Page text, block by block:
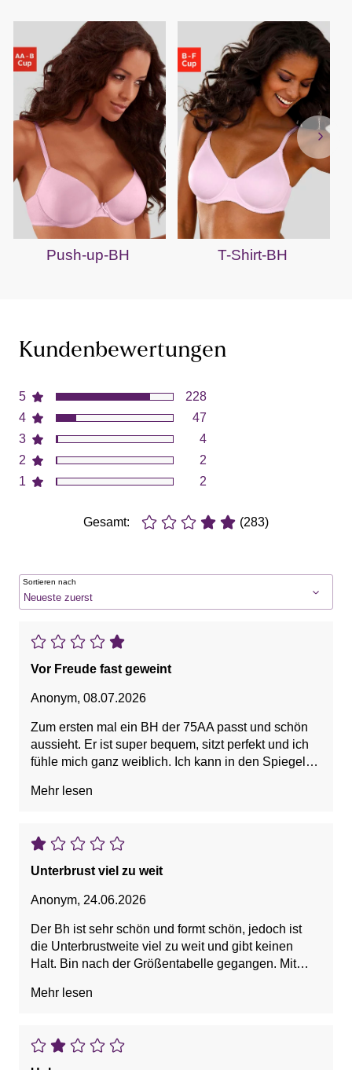
Push-up-BH T-Shirt-BH
Kundenbewertungen
5
4
3
2
1
228
47
4
2
2
Gesamt: (283)
Sortieren nach
Vor Freude fast geweint
Anonym, 08.07.2026
Zum ersten mal ein BH der 75AA passt und schön
aussieht. Er ist super bequem, sitzt perfekt und ich
fühle mich ganz weiblich. Ich kann in den Spiegel
aus!
Mehr lesen
Unterbrust viel zu weit
Anonym, 24.06.2026
Der Bh ist sehr schön und formt schön, jedoch ist
die Unterbrustweite viel zu weit und gibt keinen
Halt. Bin nach der Größentabelle gegangen. Mit
Leider gibt es diesen Bh nicht in 65. Schade.
Mehr lesen